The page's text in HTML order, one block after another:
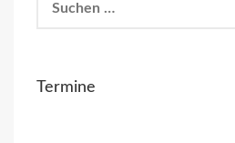
nach:
Termine